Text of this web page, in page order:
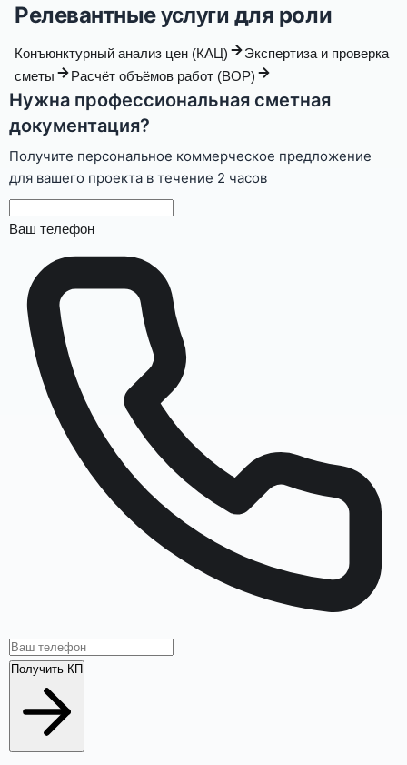
Релевантныеуслуги для роли
Конъюнктурный анализ цен (КАЦ)
Экспертиза и проверка
сметы
Расчёт объёмов работ (ВОР)
Нужна профессиональная сметная
документация?
Получите персональное коммерческое предложение
для вашего проекта в течение 2 часов
Ваш телефон
Получить КП